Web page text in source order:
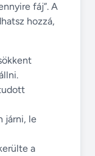
fáj”. A
hozzá,
járni, le
a